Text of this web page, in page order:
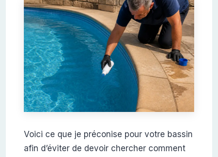
Voici ce que je préconise pour votre bassin
afin d’éviter de devoir chercher comment